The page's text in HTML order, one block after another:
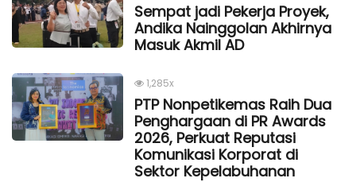
Sempat jadi Pekerja Proyek,
Andika Nainggolan Akhirnya
Masuk Akmil AD
1,285x
PTP Nonpetikemas Raih Dua
Penghargaan di PR Awards
2026, Perkuat Reputasi
Komunikasi Korporat di
Sektor Kepelabuhanan